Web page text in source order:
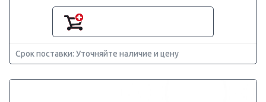
Срок поставки: Уточняйте наличие и цену